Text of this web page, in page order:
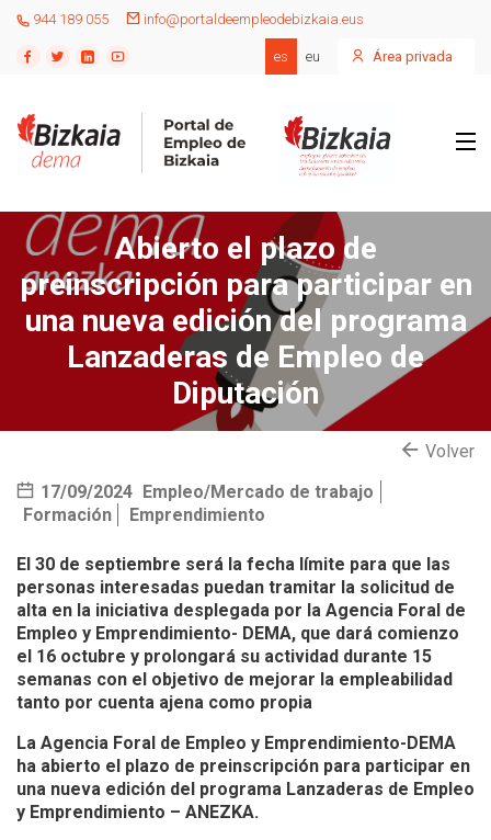
944 189 055 info@portaldeempleodebizkaia.eus
es eu Área privada
Abierto el plazo de
preinscripción para participar en
una nueva edición del programa
Lanzaderas de Empleo de
Diputación
Volver
17/09/2024 Empleo/Mercado de trabajo
Formación
Emprendimiento
El 30 de septiembre será la fecha límite para que las
personas interesadas puedan tramitar la solicitud de
alta en la iniciativa desplegada por la Agencia Foral de
Empleo y Emprendimiento- DEMA, que dará comienzo
el 16 octubre y prolongará su actividad durante 15
semanas con el objetivo de mejorar la empleabilidad
tanto por cuenta ajena como propia
La Agencia Foral de Empleo y Emprendimiento-DEMA
ha abierto el plazo de preinscripción para participar en
una nueva edición del programa Lanzaderas de Empleo
y Emprendimiento – ANEZKA.